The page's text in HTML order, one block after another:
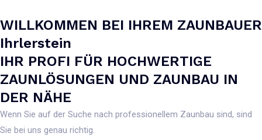
WILLKOMMEN BEI IHREM ZAUNBAUER
Ihrlerstein
IHR PROFI FÜR HOCHWERTIGE
ZAUNLÖSUNGEN UND ZAUNBAU IN
DER NÄHE
Wenn Sie auf der Suche nach professionellem Zaunbau sind, sind
Sie bei uns genau richtig.